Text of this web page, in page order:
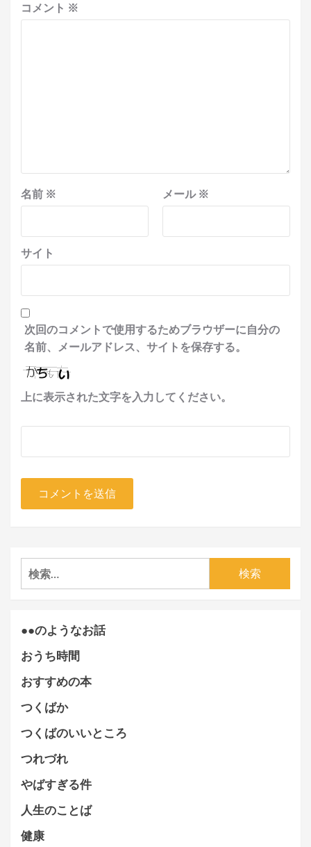
コメント ※
名前 ※ メール ※
サイト
次回のコメントで使用するためブラウザーに自分の
名前、メールアドレス、サイトを保存する。
上に表示された文字を入力してください。
検
索:
●●のようなお話
おうち時間
おすすめの本
つくばか
つくばのいいところ
つれづれ
やばすぎる件
人生のことば
健康